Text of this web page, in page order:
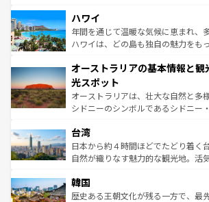
着のスイス情報は
のような巨大都市は、観光、ショッ
ンメントが詰まった刺激的なスポッ
西部には大自然が広がり、グランド
部のニューオーリンズでは、音楽と
文化が魅力。旅行者はアメリカの各
しみながら、その多様性と豊かな歴
るだろう。車でのロードトリップや
情報は
ハワイ
年間を通じて温暖な気候に恵まれ、
ハワイは、どの島も独自の魅力をも
ワイ島は見逃せない。また、定番の
島だが、静かな自然を求めるならマ
おすすめ。エメラルドグリーンに輝
文化や歴史が息づいている。「アロ
人々、おいしいローカルフードやハ
ク、伝統的なフラダンスなど、すべ
っている。訪れるたびに新しい発見
はコンテンツ一覧
オーストラリアの基本情報と
光スポット
オーストラリアは、壮大な自然と多
シドニーのシンボルであるシドニー
リアリーフや大陸中央部にそびえる
ク）、タスマニアの美しい原生林や
ど、見どころがたくさん。また、カ
いる。アクティビティも充実してお
ビング、ハイキングなど、アウトド
台湾
日本から約４時間ほどでたどり着く
自然が織りなす魅力的な観光地。活
ン）、静ひつな山岳地帯である台湾
と山間の静けさが共存しており、訪
韓国
歴史ある王朝文化が残る一方で、最